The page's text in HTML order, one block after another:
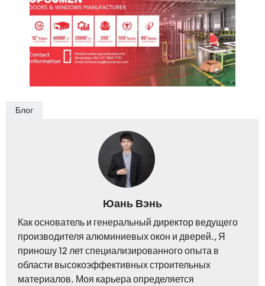
Блог
Юань Вэнь
Как основатель и генеральный директор ведущего
производителя алюминиевых окон и дверей., Я
приношу 12 лет специализированного опыта в
области высокоэффективных строительных
материалов. Моя карьера определяется